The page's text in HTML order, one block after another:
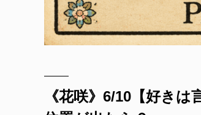
《花咲》6/10【好き